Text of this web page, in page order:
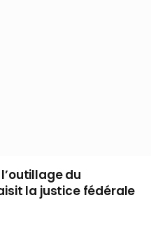
du
la justice fédérale